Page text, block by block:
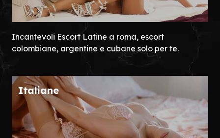
Incantevoli Escort Latine a roma, escort
colombiane, argentine e cubane solo per te.
Italiane